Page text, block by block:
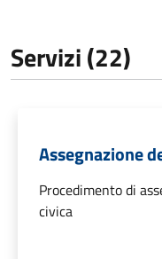
Servizi (22)
Assegnazione
Procedimento di
civica